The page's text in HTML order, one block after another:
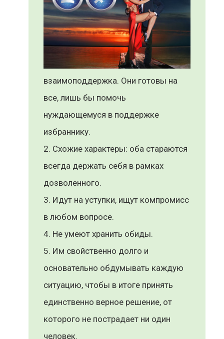
взаимоподдержка. Они готовы на
все, лишь бы помочь
нуждающемуся в поддержке
избраннику.
Схожие характеры: оба стараются
всегда держать себя в рамках
дозволенного.
Идут на уступки, ищут компромисс
в любом вопросе.
Не умеют хранить обиды.
Им свойственно долго и
основательно обдумывать каждую
ситуацию, чтобы в итоге принять
единственно верное решение, от
которого не пострадает ни один
человек.